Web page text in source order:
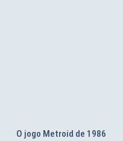
O jogo Metroid de 1986